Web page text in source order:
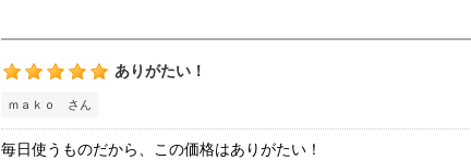
ありがたい！
ｍａｋｏ さん
毎日使うものだから、この価格はありがたい！